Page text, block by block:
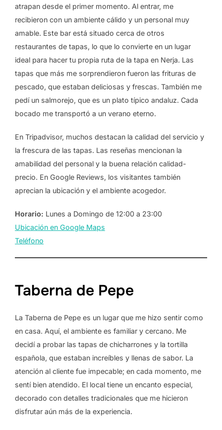
atrapan desde el primer momento. Al entrar, me
recibieron con un ambiente cálido y un personal muy
amable. Este bar está situado cerca de otros
restaurantes de tapas, lo que lo convierte en un lugar
ideal para hacer tu propia ruta de la tapa en Nerja. Las
tapas que más me sorprendieron fueron las frituras de
pescado, que estaban deliciosas y frescas. También me
pedí un salmorejo, que es un plato típico andaluz. Cada
bocado me transportó a un verano eterno.
En Tripadvisor, muchos destacan la calidad del servicio y
la frescura de las tapas. Las reseñas mencionan la
amabilidad del personal y la buena relación calidad-
precio. En Google Reviews, los visitantes también
aprecian la ubicación y el ambiente acogedor.
Horario: Lunes a Domingo de 12:00 a 23:00
Ubicación en Google Maps
Teléfono
Taberna de Pepe
La Taberna de Pepe es un lugar que me hizo sentir como
en casa. Aquí, el ambiente es familiar y cercano. Me
decidí a probar las tapas de chicharrones y la tortilla
española, que estaban increíbles y llenas de sabor. La
atención al cliente fue impecable; en cada momento, me
sentí bien atendido. El local tiene un encanto especial,
decorado con detalles tradicionales que me hicieron
disfrutar aún más de la experiencia.